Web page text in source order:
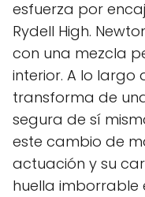
esfuerza por
Rydell High.
con una mezcla
interior. A lo largo
transforma de
segura de sí
este cambio de
actuación y su
huella imborrable